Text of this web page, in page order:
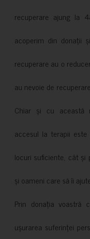
recuperare ajung la
acoperim din donații
recuperare au o
au nevoie de
Chiar și cu această
accesul la terapii
locuri suficiente, cât și
și oameni care să îi
Prin donația
ușurarea suferinței